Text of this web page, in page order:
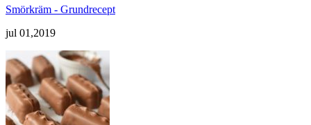
Smörkräm - Grundrecept
jul 01,2019